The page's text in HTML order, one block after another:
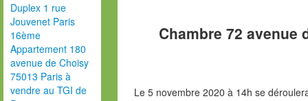
Duplex 1 rue
Jouvenet Paris
16ème
Appartement 180
avenue de Choisy
75013 Paris à
vendre au TGI de
Chambre 72 avenue
Le 5 novembre 2020 à 14h se